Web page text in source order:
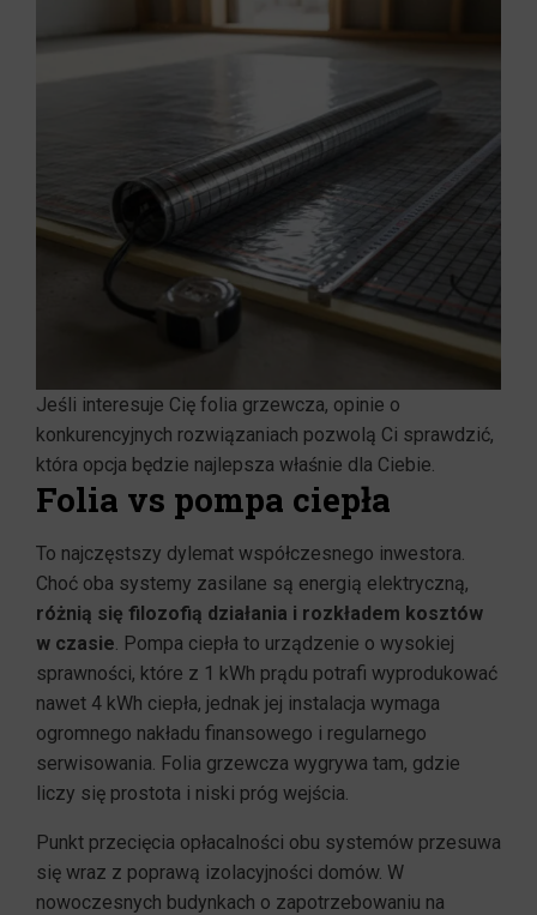
Jeśli interesuje Cię folia grzewcza, opinie o
konkurencyjnych rozwiązaniach pozwolą Ci sprawdzić,
która opcja będzie najlepsza właśnie dla Ciebie.
Folia vs pompa ciepła
To najczęstszy dylemat współczesnego inwestora.
Choć oba systemy zasilane są energią elektryczną,
różnią się filozofią działania i rozkładem kosztów
w czasie . Pompa ciepła to urządzenie o wysokiej
sprawności, które z 1 kWh prądu potrafi wyprodukować
nawet 4 kWh ciepła, jednak jej instalacja wymaga
ogromnego nakładu finansowego i regularnego
serwisowania. Folia grzewcza wygrywa tam, gdzie
liczy się prostota i niski próg wejścia.
Punkt przecięcia opłacalności obu systemów przesuwa
się wraz z poprawą izolacyjności domów. W
nowoczesnych budynkach o zapotrzebowaniu na